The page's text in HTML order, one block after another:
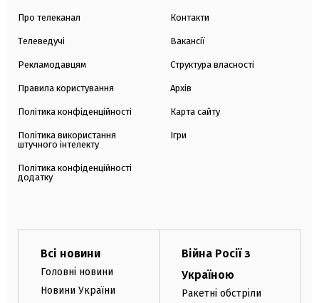
Про телеканал
Телеведучі
Рекламодавцям
Правила користування
Політика конфіденційності
Політика використання
штучного інтелекту
Політика конфіденційності
додатку
Контакти
Вакансії
Структура власності
Архів
Карта сайту
Ігри
Всі новини
Головні новини
Новини України
Війна Росії з
Україною
Ракетні обстріли